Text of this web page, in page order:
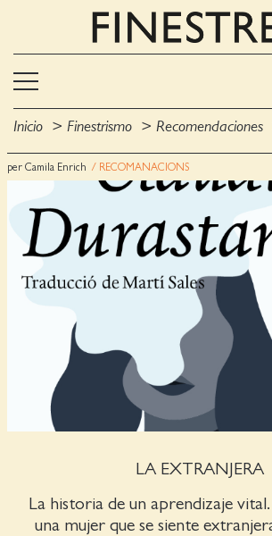
Inicio Finestrismo Recomendaciones
per Camila Enrich / RECOMANACIONS
LA EXTRANJERA
La historia de un aprendizaje
una mujer que se siente